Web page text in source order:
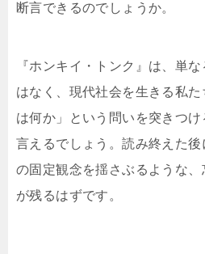
断言できるのでしょうか。
『ホンキイ・トンク』は、単
はなく、現代社会を生きる私
は何か」という問いを突きつ
言えるでしょう。読み終えた
の固定観念を揺さぶるような
が残るはずです。